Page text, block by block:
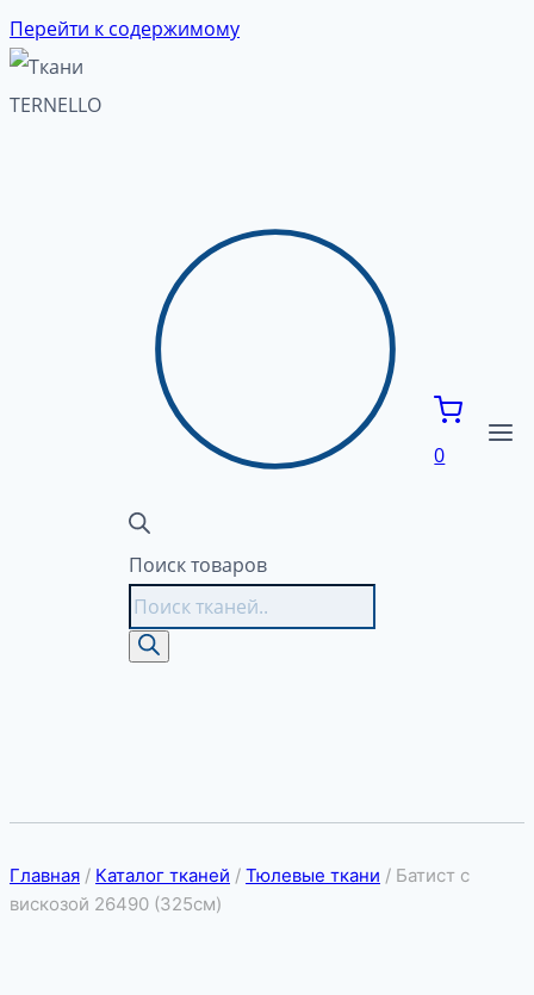
Перейти к содержимому
Поиск товаров
0
Главная / Каталог тканей / Тюлевые ткани / Батист с
вискозой 26490 (325см)